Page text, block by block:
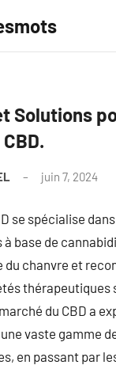
Solutions
juin 7, 2024
se spécialise
base de
du chanvre et
thérapeutiques
du CBD a
vaste gamme
en passant par